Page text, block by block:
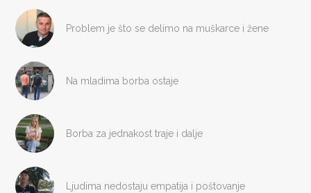
Problem je što se delimo na muškarce i žene
Na mladima borba ostaje
Borba za jednakost traje i dalje
Ljudima nedostaju empatija i poštovanje